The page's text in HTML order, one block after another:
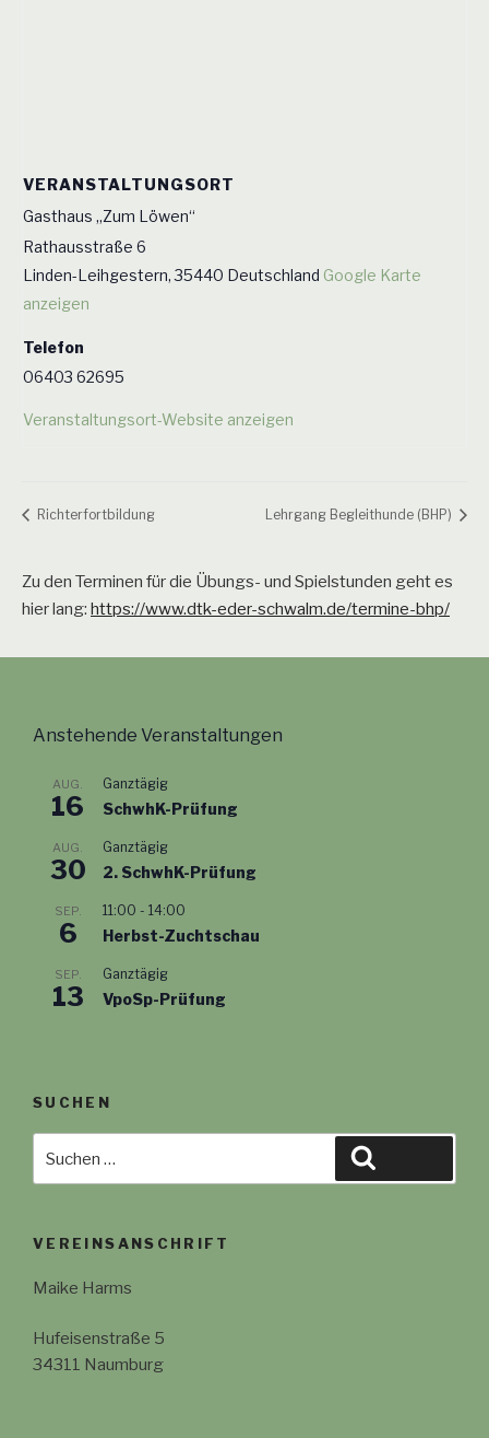
VERANSTALTUNGSORT
Gasthaus „Zum Löwen“
Rathausstraße 6
Linden-Leihgestern, 35440 Deutschland Google Karte
anzeigen
Telefon
06403 62695
Veranstaltungsort-Website anzeigen
Richterfortbildung Lehrgang Begleithunde (BHP)
Zu den Terminen für die Übungs- und Spielstunden geht es
hier lang: https://www.dtk-eder-schwalm.de/termine-bhp/
Anstehende Veranstaltungen
AUG.
16
Ganztägig
SchwhK-Prüfung
AUG.
30
Ganztägig
2. SchwhK-Prüfung
SEP.
6
11:00 - 14:00
Herbst-Zuchtschau
SEP.
13
Ganztägig
VpoSp-Prüfung
SUCHEN
nach:
VEREINSANSCHRIFT
Maike Harms
Hufeisenstraße 5
34311 Naumburg